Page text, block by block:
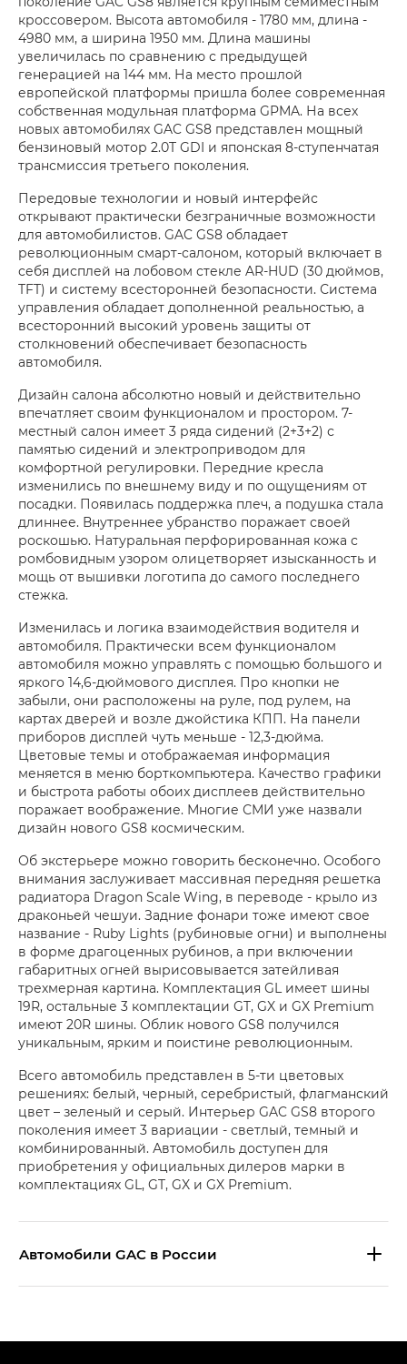
кроссовером. Высота автомобиля - 1780 мм, длина -
4980 мм, а ширина 1950 мм. Длина машины
увеличилась по сравнению с предыдущей
генерацией на 144 мм. На место прошлой
европейской платформы пришла более современная
собственная модульная платформа GPMA. На всех
новых автомобилях GAC GS8 представлен мощный
бензиновый мотор 2.0T GDI и японская 8-ступенчатая
трансмиссия третьего поколения.
Передовые технологии и новый интерфейс
открывают практически безграничные возможности
для автомобилистов. GAC GS8 обладает
революционным смарт-салоном, который включает в
себя дисплей на лобовом стекле AR-HUD (30 дюймов,
TFT) и систему всесторонней безопасности. Система
управления обладает дополненной реальностью, а
всесторонний высокий уровень защиты от
столкновений обеспечивает безопасность
автомобиля.
Дизайн салона абсолютно новый и действительно
впечатляет своим функционалом и простором. 7-
местный салон имеет 3 ряда сидений (2+3+2) с
памятью сидений и электроприводом для
комфортной регулировки. Передние кресла
изменились по внешнему виду и по ощущениям от
посадки. Появилась поддержка плеч, а подушка стала
длиннее. Внутреннее убранство поражает своей
роскошью. Натуральная перфорированная кожа с
ромбовидным узором олицетворяет изысканность и
мощь от вышивки логотипа до самого последнего
стежка.
Изменилась и логика взаимодействия водителя и
автомобиля. Практически всем функционалом
автомобиля можно управлять с помощью большого и
яркого 14,6-дюймового дисплея. Про кнопки не
забыли, они расположены на руле, под рулем, на
картах дверей и возле джойстика КПП. На панели
приборов дисплей чуть меньше - 12,3-дюйма.
Цветовые темы и отображаемая информация
меняется в меню борткомпьютера. Качество графики
и быстрота работы обоих дисплеев действительно
поражает воображение. Многие СМИ уже назвали
дизайн нового GS8 космическим.
Об экстерьере можно говорить бесконечно. Особого
внимания заслуживает массивная передняя решетка
радиатора Dragon Scale Wing, в переводе - крыло из
драконьей чешуи. Задние фонари тоже имеют свое
название - Ruby Lights (рубиновые огни) и выполнены
в форме драгоценных рубинов, а при включении
габаритных огней вырисовывается затейливая
трехмерная картина. Комплектация GL имеет шины
19R, остальные 3 комплектации GT, GX и GX Premium
имеют 20R шины. Облик нового GS8 получился
уникальным, ярким и поистине революционным.
Всего автомобиль представлен в 5-ти цветовых
решениях: белый, черный, серебристый, флагманский
цвет – зеленый и серый. Интерьер GAC GS8 второго
поколения имеет 3 вариации - светлый, темный и
комбинированный. Автомобиль доступен для
приобретения у официальных дилеров марки в
комплектациях GL, GT, GX и GX Premium.
Aвтомобили GAC в России
Эс Икс ПРЕМИУМ — SX PREMIUM